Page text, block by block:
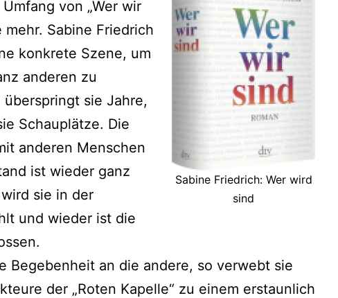
Sabine Friedrich: Wer wird
sind
von „Wer wir
mehr. Sabine Friedrich
konkrete Szene, um
anderen zu
sie Jahre,
Schauplätze. Die
anderen Menschen
ist wieder ganz
sie in der
und wieder ist die
Begebenheit an die andere, so verwebt sie
der „Roten Kapelle“ zu einem erstaunlich